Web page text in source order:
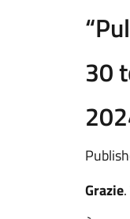
30
Grazie.